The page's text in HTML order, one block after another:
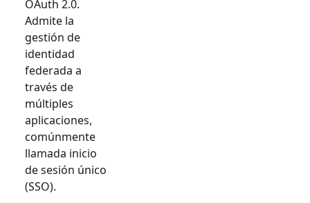
OAuth 2.0.
Admite la
gestión de
identidad
federada a
través de
múltiples
aplicaciones,
comúnmente
llamada inicio
de sesión único
(SSO).